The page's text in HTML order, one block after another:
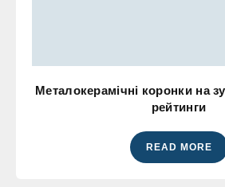
Металокерамічні коронки на
рейтинги
READ MORE